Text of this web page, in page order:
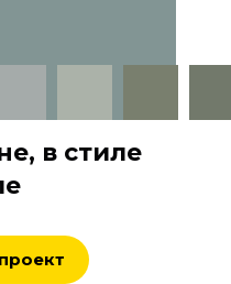
в стиле